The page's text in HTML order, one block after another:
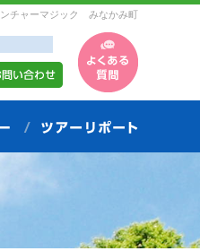
チャーマジック みなかみ町